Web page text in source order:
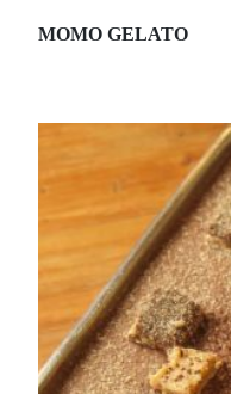
MOMO GELATO